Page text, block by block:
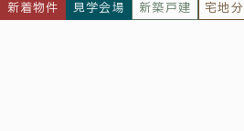
新着物件 見学会場 新築戸建 宅地